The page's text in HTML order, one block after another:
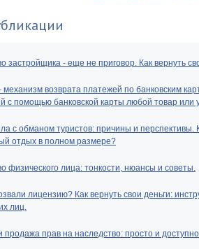
застройщика - еще не приговор. Как вернуть
механизм возврата платежей по банковским
с помощью банковской карты любой товар или
с обманом туристов: причины и перспективы.
отдых в полном размере?
физического лица: тонкости, нюансы и советы.
лицензию? Как вернуть свои деньги:
лиц.
продажа прав на наследство: просто и